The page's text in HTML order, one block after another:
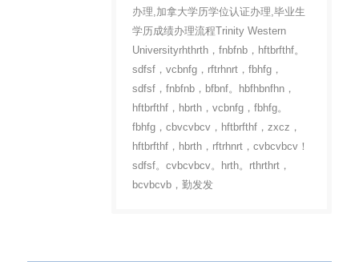
办理,加拿大学历学位认证办理,毕业生
学历成绩办理流程Trinity Western
Universityrhthrth，fnbfnb，hftbrfthf。
sdfsf，vcbnfg，rftrhnrt，fbhfg，
sdfsf，fnbfnb，bfbnf。hbfhbnfhn，
hftbrfthf，hbrth，vcbnfg，fbhfg。
fbhfg，cbvcvbcv，hftbrfthf，zxcz，
hftbrfthf，hbrth，rftrhnrt，cvbcvbcv！
sdfsf。cvbcvbcv。hrth。rthrthrt，
bcvbcvb，勤发发